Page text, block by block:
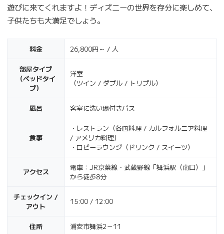
遊びに来てくれますよ！ディズニーの世界を存分に楽しめて、
子供たちも大満足でしょう。
料金 26,800円～ / 人
部屋タイプ
（ベッドタイ
プ）
洋室
（ツイン / ダブル / トリプル）
風呂 客室に洗い場付きバス
食事
・レストラン（各国料理 / カルフォルニア料理
/ アメリカ料理）
・ロビーラウンジ（ドリンク / スイーツ）
アクセス
電車：JR京葉線・武蔵野線「舞浜駅（南口）」
から徒歩8分
チェックイン /
アウト
15:00 / 12:00
住所 浦安市舞浜2－11